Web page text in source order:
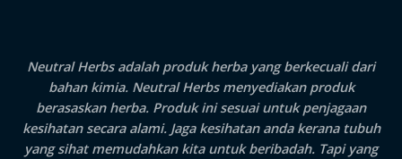
Neutral Herbs adalah produk herba yang berkecuali dari
bahan kimia. Neutral Herbsmenyediakan produk
berasaskan herba. Produk ini sesuai untuk penjagaan
kesihatan secara alami. Jaga kesihatan anda kerana tubuh
yang sihat memudahkan kita untuk beribadah. Tapi yang